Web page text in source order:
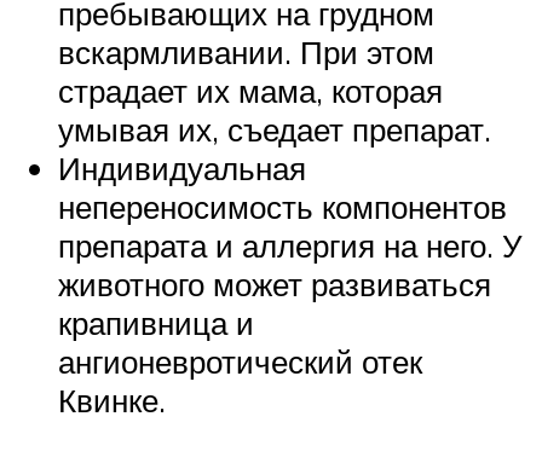
пребывающих на грудном
вскармливании. При этом
страдает их мама, которая
умывая их, съедает препарат.
Индивидуальная
непереносимость компонентов
препарата и аллергия на него. У
животного может развиваться
крапивница и
ангионевротический отек
Квинке.